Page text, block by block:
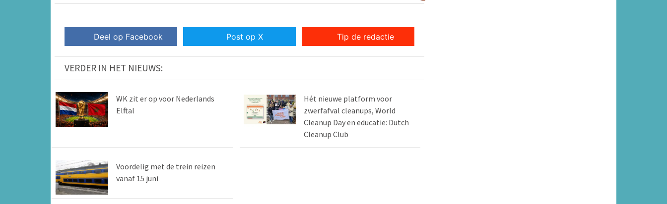
Deel op Facebook Post op X Tip de redactie
VERDER IN HET NIEUWS:
WK zit er op voor Nederlands
Elftal
Hét nieuwe platform voor
zwerfafval cleanups, World
Cleanup Day en educatie: Dutch
Cleanup Club
Voordelig met de trein reizen
vanaf 15 juni